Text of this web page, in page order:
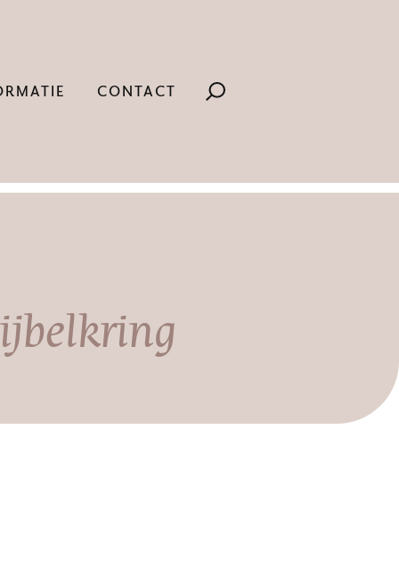
CONTACT